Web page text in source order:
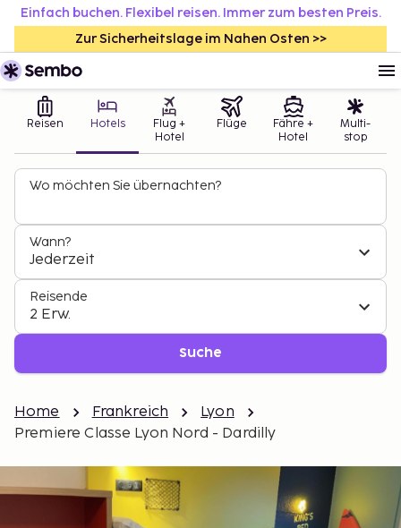
Einfach buchen. Flexibel reisen. Immer zum besten Preis.
Zur Sicherheitslage im Nahen Osten >>
Reisen Hotels
Flug +
Hotel
Flüge
Fähre +
Hotel
Multi-
stop
Wo möchten Sie übernachten?
Wann?
Jederzeit
Reisende
2 Erw.
Suche
Home Frankreich
Lyon
Premiere Classe Lyon Nord - Dardilly